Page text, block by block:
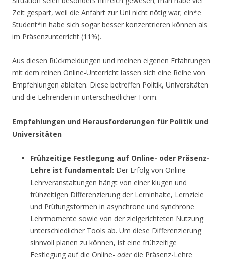
Zeit gespart, weil die Anfahrt zur Uni nicht nötig war; ein*e
Student*in habe sich sogar besser konzentrieren können als
im Präsenzunterricht (11%).
Aus diesen Rückmeldungen und meinen eigenen Erfahrungen
mit dem reinen Online-Unterricht lassen sich eine Reihe von
Empfehlungen ableiten. Diese betreffen Politik, Universitäten
und die Lehrenden in unterschiedlicher Form.
Empfehlungen und Herausforderungen für Politik und
Universitäten
Frühzeitige Festlegung auf Online- oder Präsenz-
Lehre ist fundamental: Der Erfolg von Online-
Lehrveranstaltungen hängt von einer klugen und
frühzeitigen Differenzierung der Lerninhalte, Lernziele
und Prüfungsformen in asynchrone und synchrone
Lehrmomente sowie von der zielgerichteten Nutzung
unterschiedlicher Tools ab. Um diese Differenzierung
sinnvoll planen zu können, ist eine frühzeitige
Festlegung auf die Online- oder die Präsenz-Lehre